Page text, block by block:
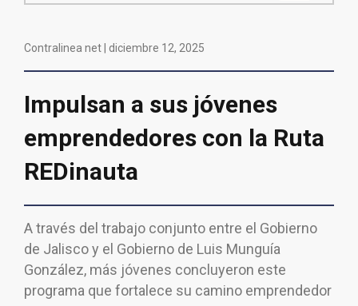
Contralinea net | diciembre 12, 2025
Impulsan a sus jóvenes
emprendedores con la Ruta
REDinauta
A través del trabajo conjunto entre el Gobierno
de Jalisco y el Gobierno de Luis Munguía
González, más jóvenes concluyeron este
programa que fortalece su camino emprendedor